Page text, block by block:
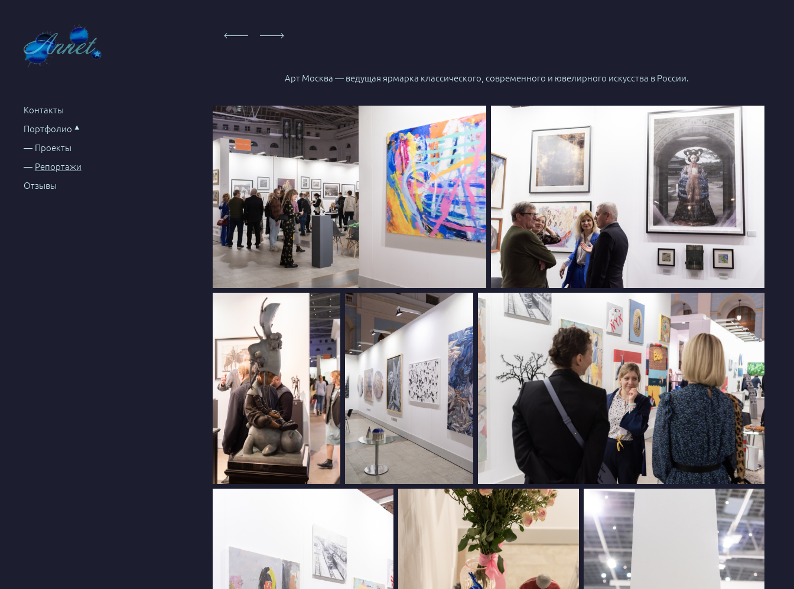
Контакты
Портфолио
Проекты
Репортажи
Отзывы
Арт Москва — ведущая ярмарка классического, современного и ювелирного искусства в России.